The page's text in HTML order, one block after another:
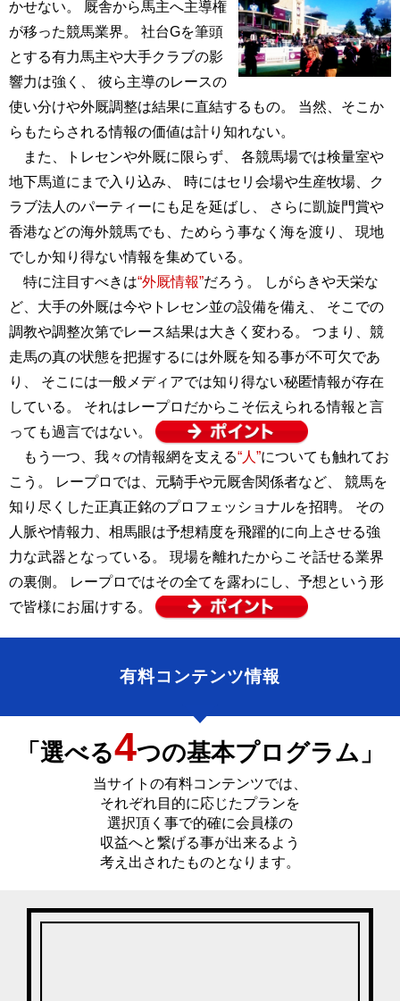
かせない。 厩舎から馬主へ主導権
が移った競馬業界。 社台Gを筆頭
とする有力馬主や大手クラブの影
響力は強く、 彼ら主導のレースの
使い分けや外厩調整は結果に直結するもの。 当然、そこか
らもたらされる情報の価値は計り知れない。
また、トレセンや外厩に限らず、 各競馬場では検量室や
地下馬道にまで入り込み、 時にはセリ会場や生産牧場、ク
ラブ法人のパーティーにも足を延ばし、 さらに凱旋門賞や
香港などの海外競馬でも、ためらう事なく海を渡り、 現地
でしか知り得ない情報を集めている。
特に注目すべきは“外厩情報”だろう。 しがらきや天栄な
ど、大手の外厩は今やトレセン並の設備を備え、 そこでの
調教や調整次第でレース結果は大きく変わる。 つまり、競
走馬の真の状態を把握するには外厩を知る事が不可欠であ
り、 そこには一般メディアでは知り得ない秘匿情報が存在
している。 それはレープロだからこそ伝えられる情報と言
っても過言ではない。
もう一つ、我々の情報網を支える“人”についても触れてお
こう。 レープロでは、元騎手や元厩舎関係者など、 競馬を
知り尽くした正真正銘のプロフェッショナルを招聘。 その
人脈や情報力、相馬眼は予想精度を飛躍的に向上させる強
力な武器となっている。 現場を離れたからこそ話せる業界
の裏側。 レープロではその全てを露わにし、予想という形
で皆様にお届けする。
有料コンテンツ情報
「選べる4つの基本プログラム」
当サイトの有料コンテンツでは、
それぞれ目的に応じたプランを
選択頂く事で的確に会員様の
収益へと繋げる事が出来るよう
考え出されたものとなります。